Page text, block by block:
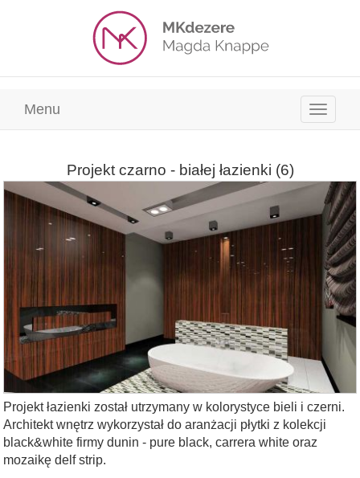
Menu
Projekt czarno - białej łazienki (6)
Projekt łazienki został utrzymany w kolorystyce bieli i czerni.
Architekt wnętrz wykorzystał do aranżacji płytki z kolekcji
black&white firmy dunin - pure black, carrera white oraz
mozaikę delf strip.